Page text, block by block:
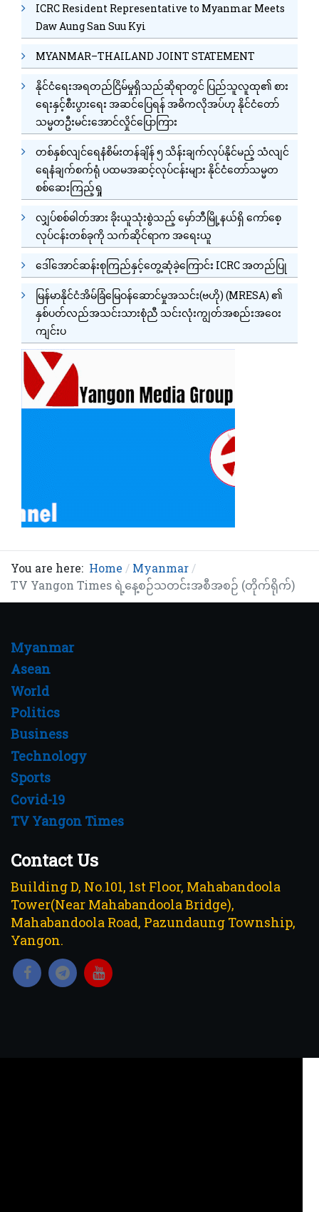
ICRC Resident Representative to Myanmar Meets
Daw Aung San Suu Kyi
MYANMAR–THAILAND JOINT STATEMENT
နိုင်ငံရေးအရတည်ငြိမ်မှုရှိသည်ဆိုရာတွင် ပြည်သူလူထု၏ စား
ရေးနှင့်စီးပွားရေး အဆင်ပြေရန် အဓိကလိုအပ်ဟု နိုင်ငံတော်
သမ္မတဦးမင်းအောင်လှိုင်ပြောကြား
တစ်နှစ်လျင်ရေနံစိမ်းတန်ချိန် ၅ သိန်းချက်လုပ်နိုင်မည့် သံလျင်
ရေနံချက်စက်ရုံ ပထမအဆင့်လုပ်ငန်းများ နိုင်ငံတော်သမ္မတ
စစ်ဆေးကြည့်ရှု
လျှပ်စစ်ဓါတ်အား ခိုးယူသုံးစွဲသည့် မှော်ဘီမြို့နယ်ရှိ ကော်စေ့
လုပ်ငန်းတစ်ခုကို သက်ဆိုင်ရာက အရေးယူ
ဒေါ်အောင်ဆန်းစုကြည်နှင့်တွေ့ဆုံခဲ့ကြောင်း ICRC အတည်ပြု
မြန်မာနိုင်ငံအိမ်ခြံမြေဝန်ဆောင်မှုအသင်း(ဗဟို) (MRESA) ၏
နှစ်ပတ်လည်အသင်းသားစုံညီ သင်းလုံးကျွတ်အစည်းအဝေး
ကျင်းပ
You are here: Home
Myanmar
TV Yangon Times ရဲ့နေ့စဉ်သတင်းအစီအစဉ် (တိုက်ရိုက်)
Myanmar
Asean
World
Politics
Business
Technology
Sports
Covid-19
TV Yangon Times
Contact Us
Building D, No.101, 1st Floor, Mahabandoola
Tower(Near Mahabandoola Bridge),
Mahabandoola Road, Pazundaung Township,
Yangon.